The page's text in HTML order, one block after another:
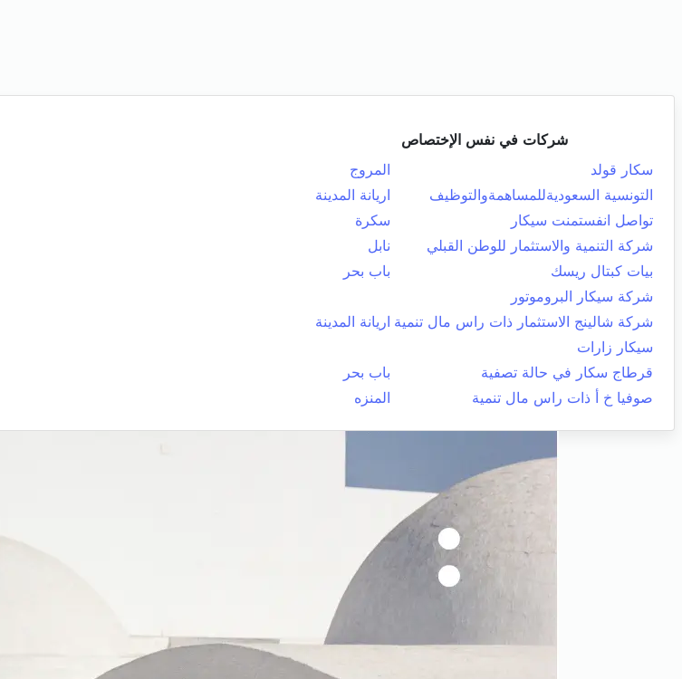
شركات في نفس الإختصاص
سكار قولد
المروج
التونسية السعوديةللمساهمةوالتوظيف
اريانة المدينة
تواصل انفستمنت سيكار
سكرة
شركة التنمية والاستثمار للوطن القبلي
نابل
بيات كبتال ريسك
باب بحر
شركة سيكار البروموتور
شركة شالينج الاستثمار ذات راس مال تنمية اريانة المدينة
سيكار زارات
قرطاج سكار في حالة تصفية
باب بحر
صوفيا خ أ ذات راس مال تنمية
المنزه